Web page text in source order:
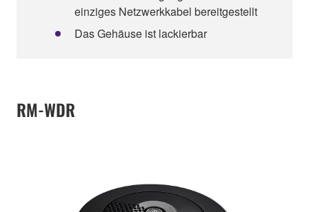
einziges Netzwerkkabel bereitgestellt
Das Gehäuse ist lackierbar
RM-WDR